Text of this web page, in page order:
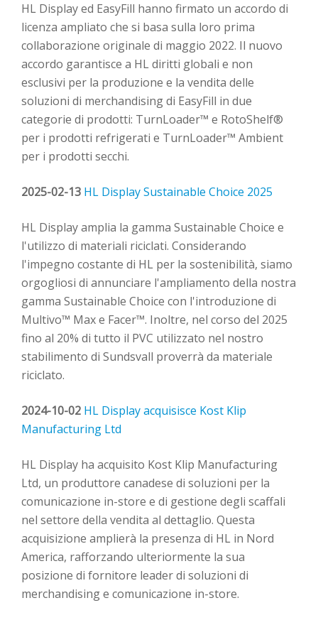
HL Display ed EasyFill hanno firmato un accordo di
licenza ampliato che si basa sulla loro prima
collaborazione originale di maggio 2022. Il nuovo
accordo garantisce a HL diritti globali e non
esclusivi per la produzione e la vendita delle
soluzioni di merchandising di EasyFill in due
categorie di prodotti: TurnLoader™ e RotoShelf®
per i prodotti refrigerati e TurnLoader™ Ambient
per i prodotti secchi.
2025-02-13 HL Display Sustainable Choice 2025
HL Display amplia la gamma Sustainable Choice e
l'utilizzo di materiali riciclati. Considerando
l'impegno costante di HL per la sostenibilità, siamo
orgogliosi di annunciare l'ampliamento della nostra
gamma Sustainable Choice con l'introduzione di
Multivo™ Max e Facer™. Inoltre, nel corso del 2025
fino al 20% di tutto il PVC utilizzato nel nostro
stabilimento di Sundsvall proverrà da materiale
riciclato.
2024-10-02 HL Display acquisisce Kost Klip
Manufacturing Ltd
HL Display ha acquisito Kost Klip Manufacturing
Ltd, un produttore canadese di soluzioni per la
comunicazione in-store e di gestione degli scaffali
nel settore della vendita al dettaglio. Questa
acquisizione amplierà la presenza di HL in Nord
America, rafforzando ulteriormente la sua
posizione di fornitore leader di soluzioni di
merchandising e comunicazione in-store.